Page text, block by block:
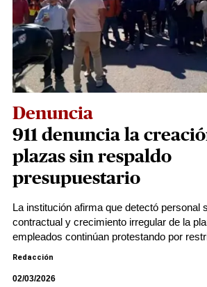
Denuncia
911 denuncia la
plazas sin respaldo
presupuestario
La institución afirma que detectó personal
contractual y crecimiento irregular de la
empleados continúan protestando por
Redacción
02/03/2026